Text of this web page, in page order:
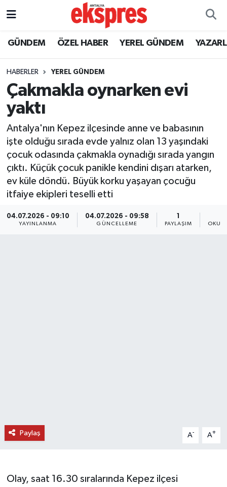
GÜNDEM ÖZEL HABER YEREL GÜNDEM
HABERLER YEREL GÜNDEM
Çakmakla oynarken evi
yaktı
Antalya'nın Kepez ilçesinde anne ve babasının
işte olduğu sırada evde yalnız olan 13 yaşındaki
çocuk odasında çakmakla oynadığı sırada yangın
çıktı. Küçük çocuk panikle kendini dışarı atarken,
ev küle döndü. Büyük korku yaşayan çocuğu
itfaiye ekipleri teselli etti
04.07.2026 - 09:10
YAYINLANMA
04.07.2026 - 09:58
GÜNCELLEME
1
PAYLAŞIM
Paylaş A- A+
Olay, saat 16.30 sıralarında Kepez ilçesi
ÖZEL HABER
YEREL GÜNDEM
EKONOMİ
KÜLTÜR - SANAT
SPOR
SİYASET
SAĞLIK
MAGAZİN
Nöbetçi Eczaneler
Trafik Durumu
Süper Lig Puan Durumu ve Fikstür
Tüm Manşetler
Son Dakika Haberleri
Haber Arşivi